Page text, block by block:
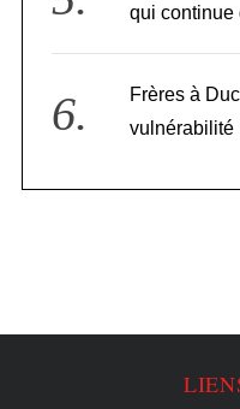
qui continue
Frères à
vulnérabilité